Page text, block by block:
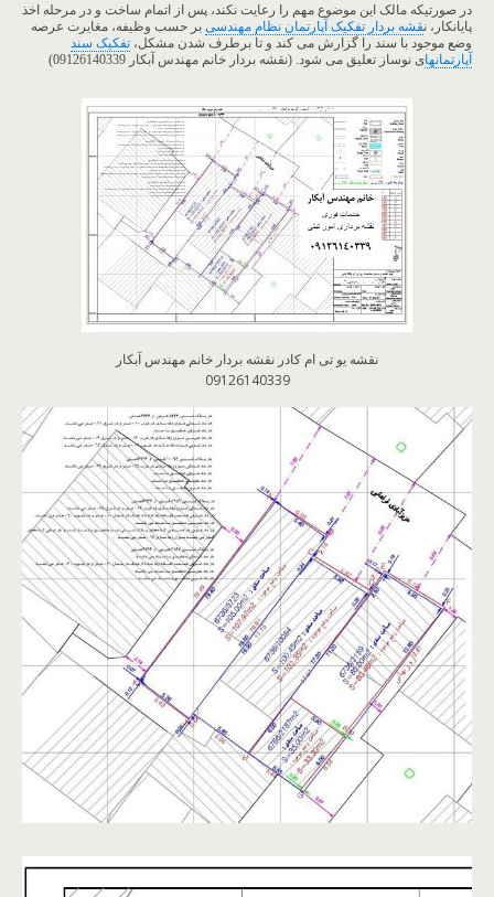
در صورتیکه مالک این موضوع مهم را رعایت نکند، پس از اتمام ساخت و در مرحله اخذ
پایانکار، نقشه بردار تفکیک آپارتمان نظام مهندسی بر حسب وظیفه، مغایرت عرصه
وضع موجود با سند را گزارش می کند و تا برطرف شدن مشکل، تفکیک سند
آپارتمانهای نوساز تعلیق می شود. (نقشه بردار خانم مهندس آبکار 09126140339)
نقشه یو تی ام کادر نقشه بردار خانم مهندس آبکار
09126140339